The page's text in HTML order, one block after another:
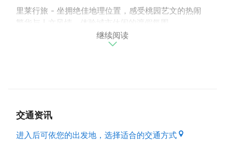
里莱行旅 - 坐拥绝佳地理位置，感受桃园艺文的热闹
繁华与人文风情，体验城市休闲的渡假氛围
馆内提供 24h自助式洗衣间、高速上网wifi、精致早
入住时间：平日15:00 假日18:00
退房时间：隔日中午12:00 平日（周日～四）
继续阅读
交通资讯
进入后可依您的出发地，选择适合的交通方式